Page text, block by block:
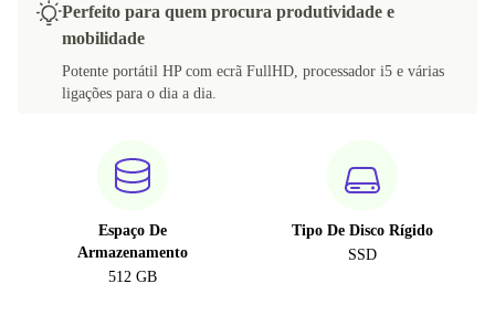
Perfeito para quem procura produtividade e
mobilidade
Potente portátil HP com ecrã FullHD, processador i5 e várias
ligações para o dia a dia.
Espaço De
Armazenamento
512 GB
Tipo De Disco Rígido
SSD